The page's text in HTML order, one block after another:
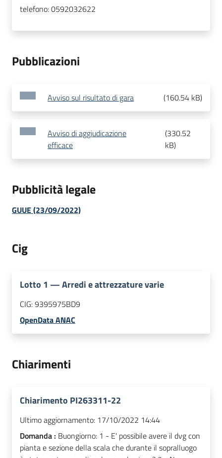
telefono:0592032622
Pubblicazioni
Avviso sul risultato di gara (160.54 kB)
Avviso di aggiudicazione
efficace
(330.52
kB)
Pubblicità legale
GUUE (23/09/2022)
Cig
Lotto 1 —Arredi e attrezzature varie
CIG:9395975BD9
OpenData ANAC
Chiarimenti
Chiarimento PI263311-22
Ultimo aggiornamento: 17/10/2022 14:44
Domanda : Buongiorno: 1 - E' possibile avere il dvg con
pianta e sezione della scala che durante il sopralluogo